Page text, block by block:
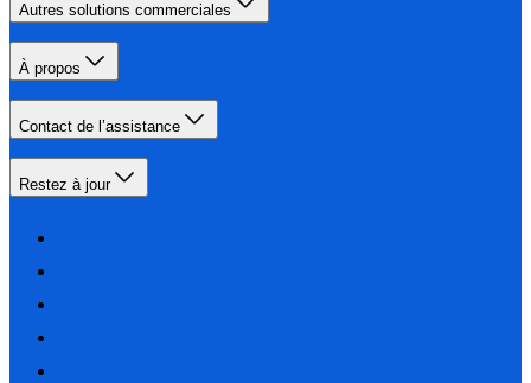
Autres solutions commerciales
À propos
Contact de l’assistance
Restez à jour